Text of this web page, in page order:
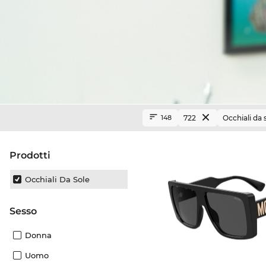
Prodotti
Occhiali Da Sole
Sesso
Donna
Uomo
148 722 Occhiali da